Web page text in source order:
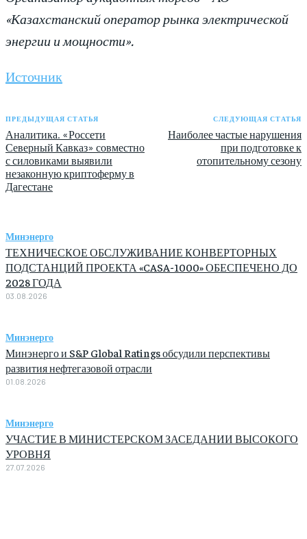
«Казахстанский оператор рынка электрической
энергии и мощности».
Источник
ПРЕДЫДУЩАЯ СТАТЬЯ
Аналитика. «Россети
Северный Кавказ» совместно
с силовиками выявили
незаконную криптоферму в
Дагестане
СЛЕДУЮЩАЯ СТАТЬЯ
Наиболее частые нарушения
при подготовке к
отопительному сезону
Минэнерго
ТЕХНИЧЕСКОЕ ОБСЛУЖИВАНИЕ КОНВЕРТОРНЫХ
ПОДСТАНЦИЙ ПРОЕКТА «CASA-1000» ОБЕСПЕЧЕНО ДО
2028 ГОДА
03.08.2026
Минэнерго
Минэнерго и S&P Global Ratings обсудили перспективы
развития нефтегазовой отрасли
01.08.2026
Минэнерго
УЧАСТИЕ В МИНИСТЕРСКОМ ЗАСЕДАНИИ ВЫСОКОГО
УРОВНЯ
27.07.2026